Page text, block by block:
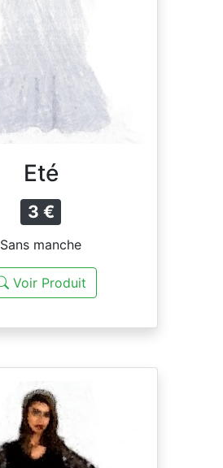
Eté
3 €
Sans manche
Voir Produit